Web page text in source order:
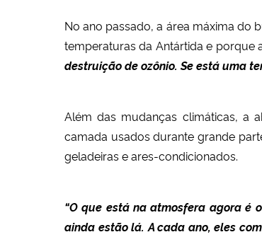
No ano passado, a área máxima do
temperaturas da Antártida e porque
destruição de ozônio. Se está uma
Além das mudanças climáticas, a
camada usados durante grande
geladeiras e ares-condicionados.
“O que está na atmosfera agora é
ainda estão lá. A cada ano, eles